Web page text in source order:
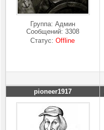
Группа: Админ
Сообщений: 3308
Статус:Offline
pioneer1917